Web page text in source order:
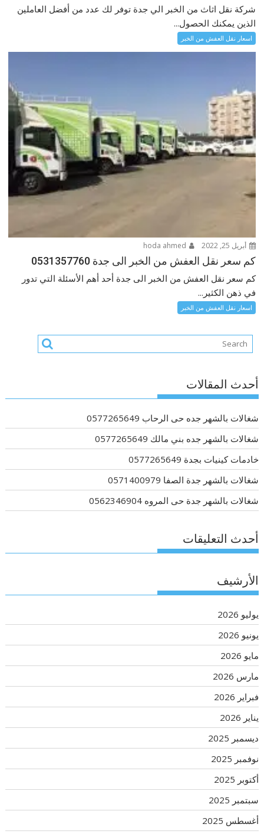
شركة نقل اثاث من الخبر الي جدة توفر لك عدد من أفضل العاملين
الذين يمكنك الحصول...
اسعار نقل العفش من الخبر
أبريل 25, 2022
كم سعر نقل العفش من الخبر الى جدة 0531357760
كم سعر نقل العفش من الخبر الى جدة أحد أهم الأسئلة التي تدور
في ذهن الكثير...
اسعار نقل العفش من الخبر
أحدث المقالات
شغالات بالشهر جده حى الرحاب 0577265649
شغالات بالشهر جده بني مالك 0577265649
خادمات كينيات بجدة 0577265649
شغالات بالشهر جدة الصفا 0571400979
شغالات بالشهر جدة حى المروه 0562346904
أحدث التعليقات
الأرشيف
يوليو 2026
يونيو 2026
مايو 2026
مارس 2026
فبراير 2026
يناير 2026
ديسمبر 2025
نوفمبر 2025
أكتوبر 2025
سبتمبر 2025
أغسطس 2025